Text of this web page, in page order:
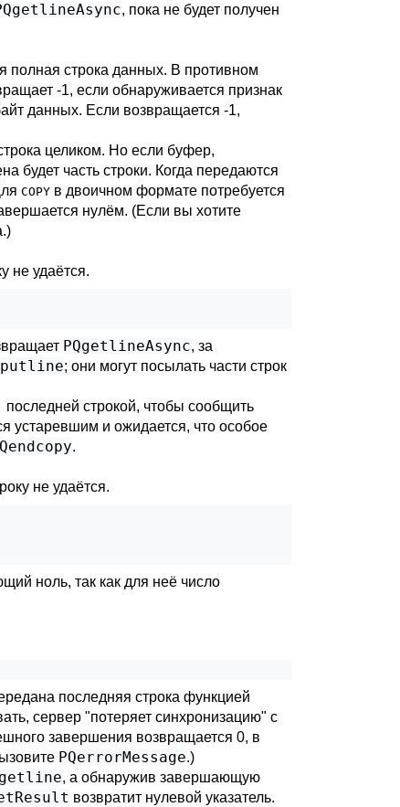
, пока не будет получен
полная строка данных. В противном
-1, если обнаруживается признак
данных. Если возвращается -1,
целиком. Но если буфер,
часть строки. Когда передаются
COPY в двоичном формате потребуется
нулём. (Если вы хотите
не удаётся.
PQgetlineAsync, за
; они могут посылать части строк
последней строкой, чтобы сообщить
устаревшим и ожидается, что особое
.
не удаётся.
ноль, так как для неё число
последняя строка функцией
сервер "потеряет синхронизацию" с
завершения возвращается 0, в
PQerrorMessage.)
, а обнаружив завершающую
возвратит нулевой указатель.